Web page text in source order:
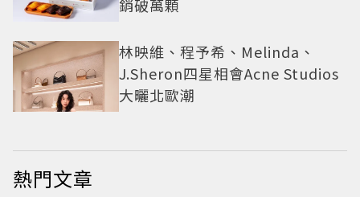
銷破萬顆
林映維、程予希、Melinda、
J.Sheron四星相會Acne Studios
大曬北歐潮
熱門文章